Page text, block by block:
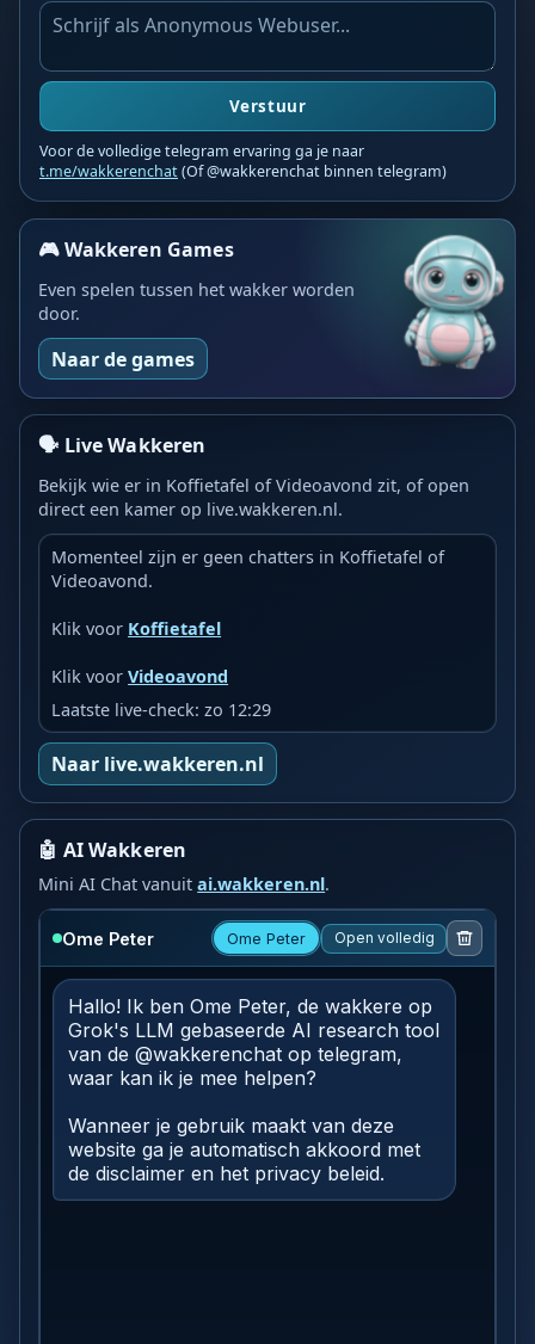
Verstuur
Voor de volledige telegram ervaring ga je naar
t.me/wakkerenchat(Of @wakkerenchat binnen telegram)
🎮 Wakkeren Games
Even spelen tussen het wakker worden
door.
Naar de games
🗣️ Live Wakkeren
Bekijk wie er in Koffietafel of Videoavond zit, of open
direct een kamer op live.wakkeren.nl.
Momenteel zijn er geen chatters in Koffietafel of
Videoavond.
Klik voor Koffietafel
Klik voorVideoavond
Laatste live-check: zo 12:29
Naar live.wakkeren.nl
🤖 AI Wakkeren
Mini AI Chat vanuitai.wakkeren.nl.